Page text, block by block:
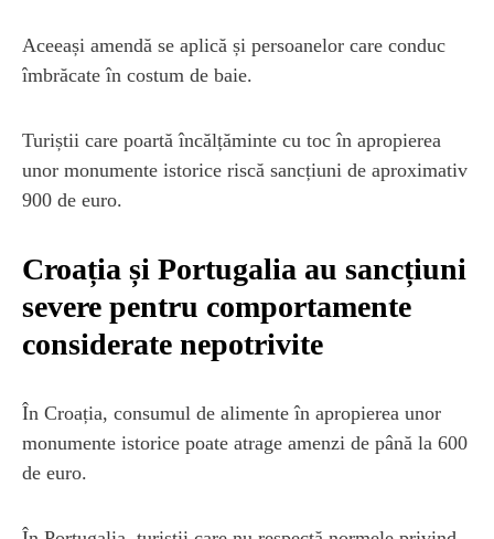
Aceeași amendă se aplică și persoanelor care conduc
îmbrăcate în costum de baie.
Turiștii care poartă încălțăminte cu toc în apropierea
unor monumente istorice riscă sancțiuni de aproximativ
900 de euro.
Croația și Portugalia au sancțiuni
severe pentru comportamente
considerate nepotrivite
În Croația, consumul de alimente în apropierea unor
monumente istorice poate atrage amenzi de până la 600
de euro.